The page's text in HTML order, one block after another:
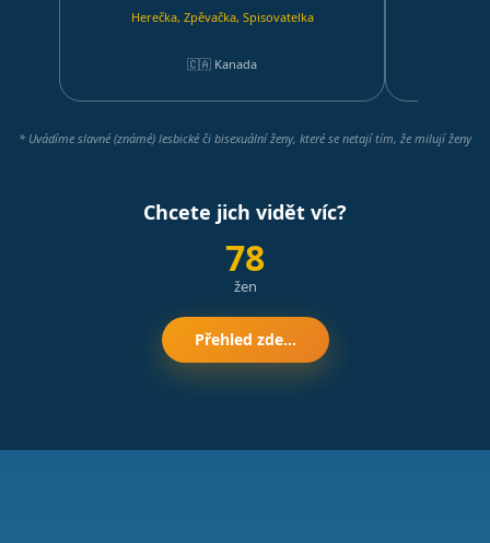
Herečka, Zpěvačka, Spisovatelka
🇨🇦 Kanada
* Uvádíme slavné (známé) lesbické či bisexuální ženy, které se netají tím, že milují ženy
Chcete jich vidět víc?
78
žen
Přehled zde...